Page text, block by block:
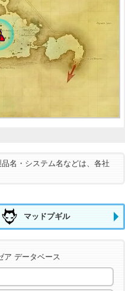
名・システム名などは、各社
マッドプギル
ア データベース